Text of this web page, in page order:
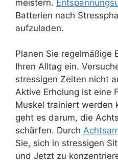
meistern.
Batterien nach
aufzuladen.
Planen Sie regelmäßige
Ihren Alltag ein.
stressigen Zeiten nicht
Aktive Erholung ist eine
Muskel trainiert werden
geht es darum, die
schärfen. Durch
Sie, sich in stressigen
und Jetzt zu